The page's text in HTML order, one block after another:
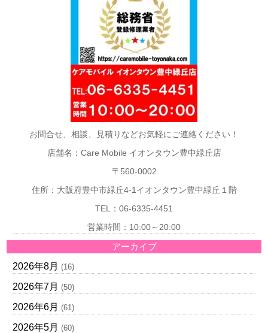
お問合せ、相談、見積りなどお気軽にご連絡ください！
店舗名：Care Mobile イオンタウン豊中緑丘店
〒560-0002
住所：大阪府豊中市緑丘4-1イオンタウン豊中緑丘１階
TEL：06-6335-4451
営業時間：10:00～20:00
アーカイブ
2026年8月 (16)
2026年7月 (50)
2026年6月 (61)
2026年5月 (60)